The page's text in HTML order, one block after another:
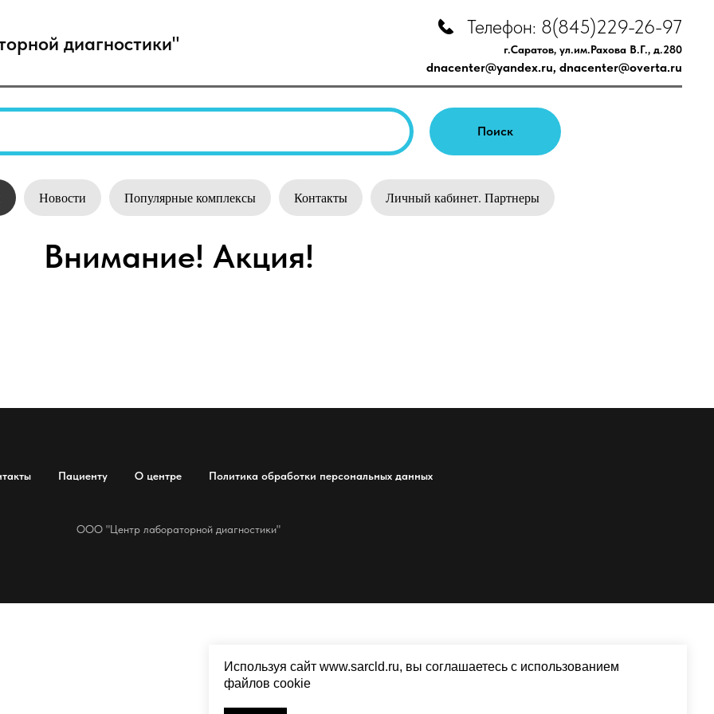
диагностики"
Телефон: 8(845)229-26-97
г.Саратов, ул.им.Рахова В.Г., д.280
dnacenter@yandex.ru, dnacenter@overta.ru
Поиск
Новости Популярные комплексы Контакты Личный кабинет. Партнеры
Используя сайт www.sarcld.ru, вы соглашаетесь с использованием
файлов cookie
Внимание! Акция!
Пациенту О центре Политика обработки персональных данных
ООО "Центр лабораторной диагностики"